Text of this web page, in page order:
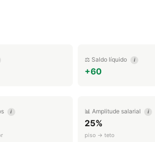
⚖️ Saldo líquido i
+60
i 📊 Amplitude salarial i
25%
piso → teto